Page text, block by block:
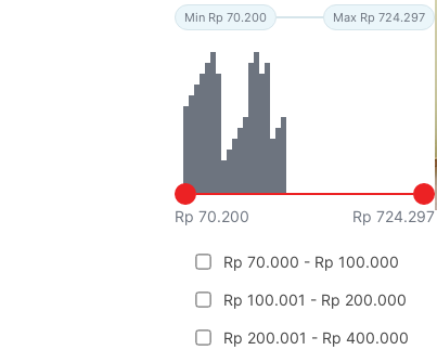
Min Rp 70.200 Max Rp 724.297
Rp 70.200 Rp 724.297
Rp 70.000 - Rp 100.000
Rp 100.001 - Rp 200.000
Rp 200.001 - Rp 400.000